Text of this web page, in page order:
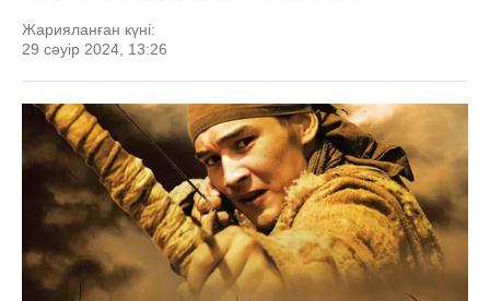
Жарияланған күні:
29 сәуір 2024, 13:26